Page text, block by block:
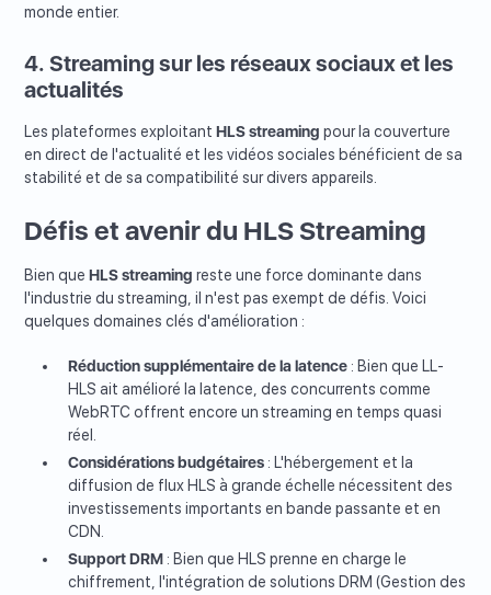
monde entier.
4. Streaming sur les réseaux sociaux et les
actualités
Les plateformes exploitantHLS streaming pour la couverture
en direct de l'actualité et les vidéos sociales bénéficient de sa
stabilité et de sa compatibilité sur divers appareils.
Défis et avenir du HLS Streaming
Bien queHLS streaming reste une force dominante dans
l'industrie du streaming, il n'est pas exempt de défis. Voici
quelques domaines clés d'amélioration :
Réduction supplémentaire de la latence : Bien que LL-
HLS ait amélioré la latence, des concurrents comme
WebRTC offrent encore un streaming en temps quasi
réel.
Considérations budgétaires : L'hébergement et la
diffusion de flux HLS à grande échelle nécessitent des
investissements importants en bande passante et en
CDN.
Support DRM : Bien que HLS prenne en charge le
chiffrement, l'intégration de solutions DRM (Gestion des